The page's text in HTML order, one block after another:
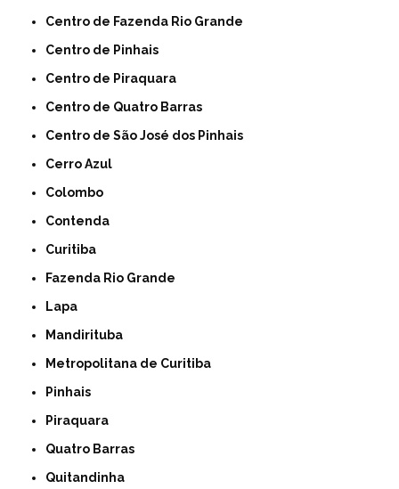
Centro de Fazenda Rio Grande
Centro de Pinhais
Centro de Piraquara
Centro de Quatro Barras
Centro de São José dos Pinhais
Cerro Azul
Colombo
Contenda
Curitiba
Fazenda Rio Grande
Lapa
Mandirituba
Metropolitana de Curitiba
Pinhais
Piraquara
Quatro Barras
Quitandinha